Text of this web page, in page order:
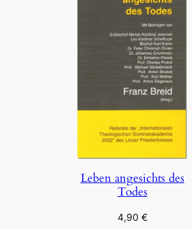
Leben angesichts des
Todes
4,90 €